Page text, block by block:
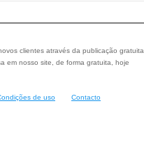
clientes através da publicação gratuita
em nosso site, de forma gratuita, hoje
de uso Contacto